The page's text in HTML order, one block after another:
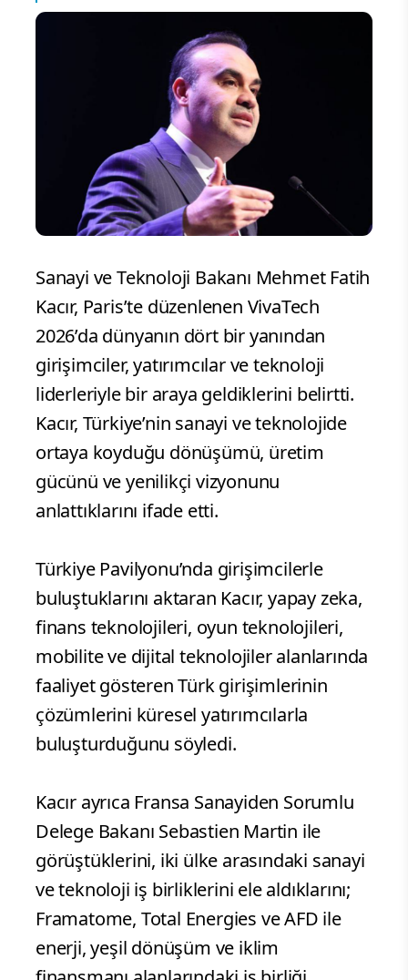
Sanayi ve Teknoloji Bakanı Mehmet Fatih
Kacır, Paris’te düzenlenen VivaTech
2026’da dünyanın dört bir yanından
girişimciler, yatırımcılar ve teknoloji
liderleriyle bir araya geldiklerini belirtti.
Kacır, Türkiye’nin sanayi ve teknolojide
ortaya koyduğu dönüşümü, üretim
gücünü ve yenilikçi vizyonunu
anlattıklarını ifade etti.
Türkiye Pavilyonu’nda girişimcilerle
buluştuklarını aktaran Kacır, yapay zeka,
finans teknolojileri, oyun teknolojileri,
mobilite ve dijital teknolojiler alanlarında
faaliyet gösteren Türk girişimlerinin
çözümlerini küresel yatırımcılarla
buluşturduğunu söyledi.
Kacır ayrıca Fransa Sanayiden Sorumlu
Delege Bakanı Sebastien Martin ile
görüştüklerini, iki ülke arasındaki sanayi
ve teknoloji iş birliklerini ele aldıklarını;
Framatome, Total Energies ve AFD ile
enerji, yeşil dönüşüm ve iklim